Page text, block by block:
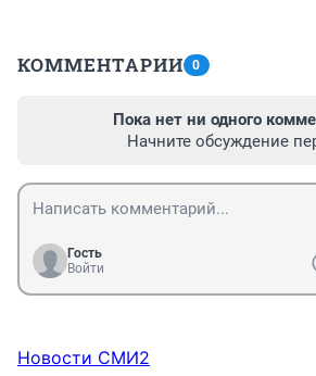
КОММЕНТАРИИ 0
Пока нет ни одного
Начните обсуждение
Гость
Войти
Новости СМИ2